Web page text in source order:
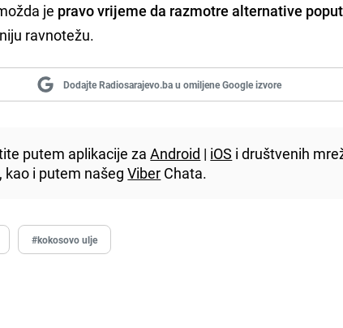
je pravo vrijeme da razmotre alternative
ravnotežu.
Dodajte Radiosarajevo.ba u omiljene Google izvore
putem aplikacije zaAndroid | iOS i društvenih
, kao i putem našegViber Chata.
#kokosovo ulje